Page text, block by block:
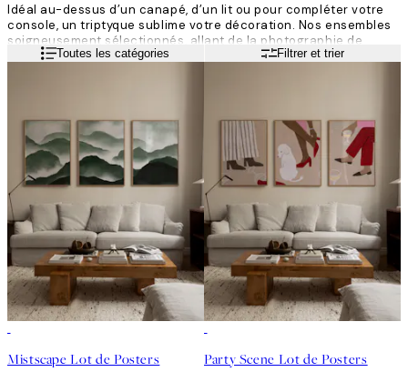
Idéal au-dessus d’un canapé, d’un lit ou pour compléter votre
console, un triptyque sublime votre décoration. Nos ensembles
soigneusement sélectionnés, allant de la photographie de
nature aux paysages et créations abstraites, et déclinés dans
Lire la suiteToutes les catégories Filtrer et trier
Mistscape Lot de Posters Party Scene Lot de Posters